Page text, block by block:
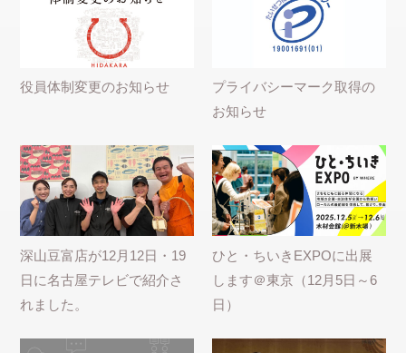
役員体制変更のお知らせ
プライバシーマーク取得の
お知らせ
深山豆富店が12月12日・19
日に名古屋テレビで紹介さ
れました。
ひと・ちいきEXPOに出展
します＠東京（12月5日～6
日）